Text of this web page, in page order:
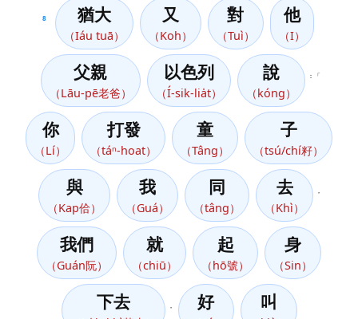
8 猶大
（Iáu tuā）
又
（Koh）
對
（Tuì）
他
（I）
父親
（Lāu-pē老爸）
以色列
（Í-sik-lia̍t）
說
（kóng）
：「
你
（Lí）
打發
（táⁿ-hoat）
童
（Tâng）
子
（tsú/chí籽）
與
（Kap佮）
我
（Guá）
同
（tâng）
去
（Khì）
我們
（Guán阮）
就
（chiū）
起
（hō號）
身
（Sin）
下去 好 叫